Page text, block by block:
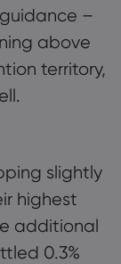
–
above
territory,
slightly
highest
additional
0.3%